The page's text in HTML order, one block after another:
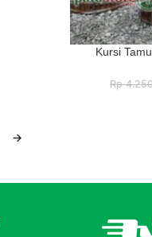
Kursi
Rp
→